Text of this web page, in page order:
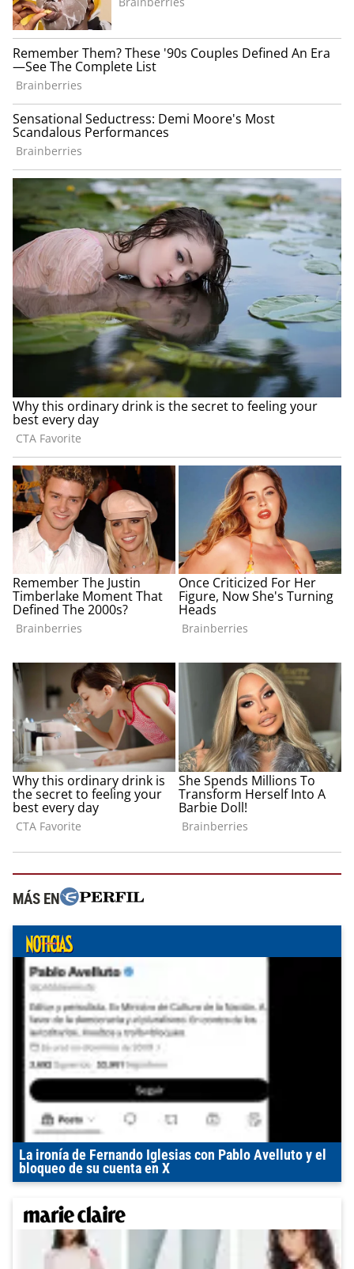
MÁS EN
La ironía de Fernando Iglesias con Pablo Avelluto y el
bloqueo de su cuenta en X